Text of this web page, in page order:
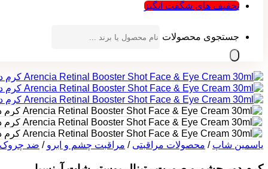
تخفیف های شگفت انگیز
جستجوی محصولات
یاسمین شاپ / محصولات مراقبتی / مراقبت چشم و ابرو / ضد